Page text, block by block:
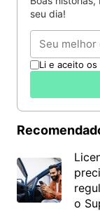
seu dia!
Email
Li e aceito
o